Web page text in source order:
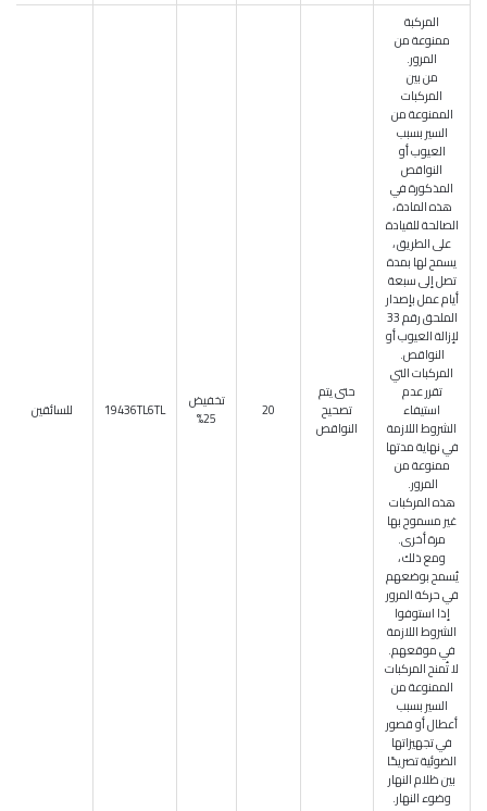
المركبة
ممنوعة من
المرور.
من بين
المركبات
الممنوعة من
السير بسبب
العيوب أو
النواقص
المذكورة في
هذه المادة ،
الصالحة للقيادة
على الطريق ،
يسمح لها بمدة
تصل إلى سبعة
أيام عمل بإصدار
الملحق رقم 33
لإزالة العيوب أو
النواقص.
المركبات التي
تقرر عدم
استيفاء
الشروط اللازمة
في نهاية مدتها
ممنوعة من
المرور.
هذه المركبات
غير مسموح بها
مرة أخرى.
ومع ذلك ،
يُسمح بوضعهم
في حركة المرور
إذا استوفوا
الشروط اللازمة
في موقعهم.
لا تُمنح المركبات
الممنوعة من
السير بسبب
أعطال أو قصور
في تجهيزاتها
الضوئية تصريحًا
بين ظلام النهار
وضوء النهار.
حتى يتم
تصحيح
النواقص
20
تخفيض
25%
19436TL6TL للسائقين